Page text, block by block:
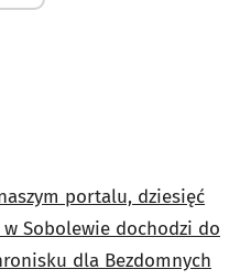
portalu, dziesięć
Sobolewie dochodzi do
dla Bezdomnych